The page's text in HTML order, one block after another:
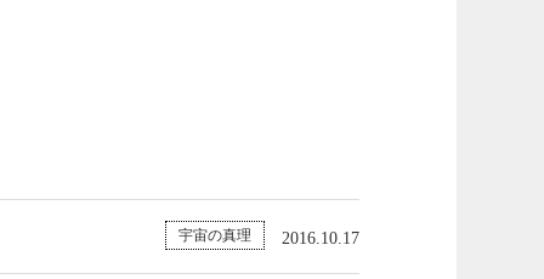
宇宙の真理 2016.10.17